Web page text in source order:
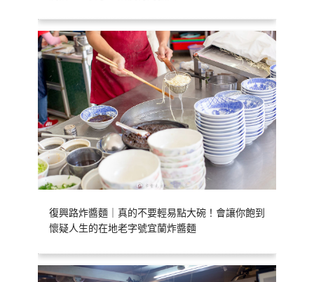
復興路炸醬麵｜真的不要輕易點大碗！會讓你飽到
懷疑人生的在地老字號宜蘭炸醬麵